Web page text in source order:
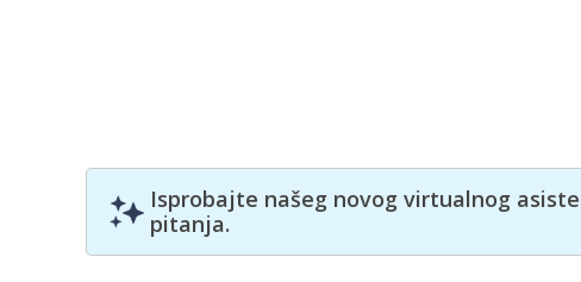
Isprobajte našeg novog virtualnog
pitanja.